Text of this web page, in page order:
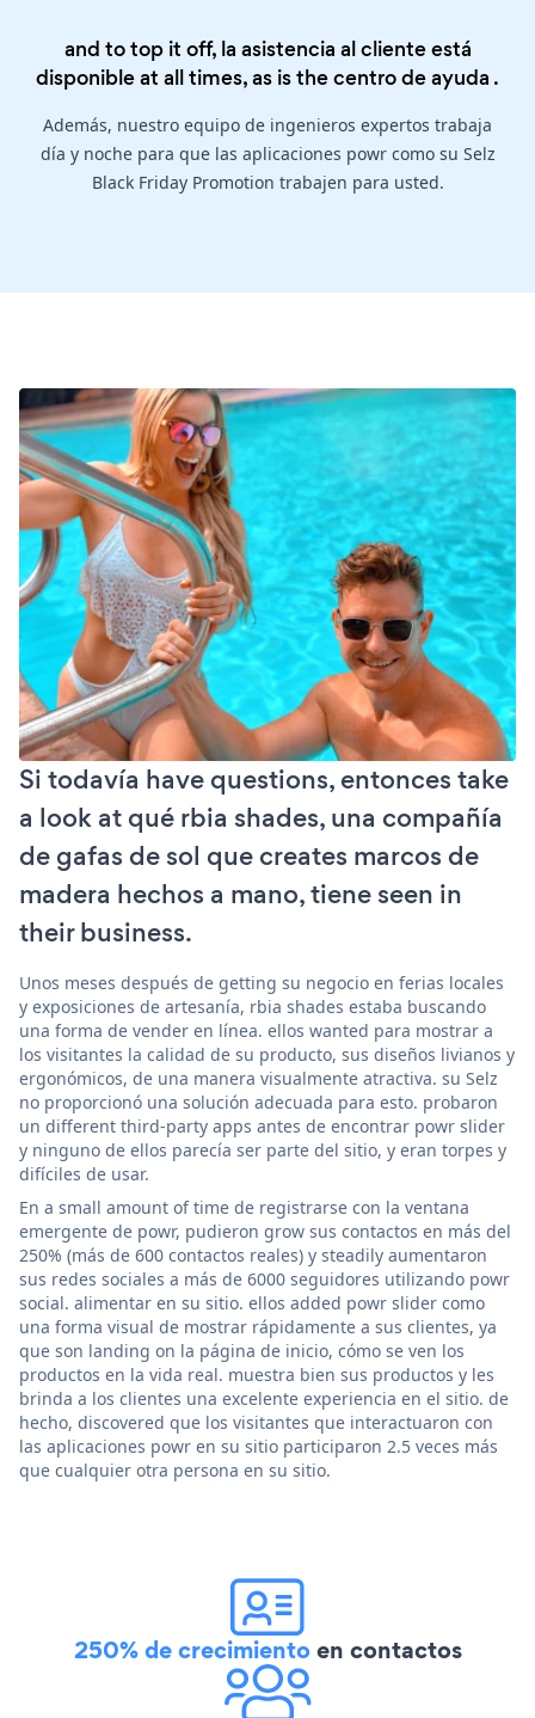
and to top it off, la asistencia al cliente está
disponible at all times, as is thecentro de ayuda .
Además, nuestro equipo de ingenieros expertos trabaja
día y noche para que las aplicaciones powr como su Selz
Black Friday Promotion trabajen para usted.
Si todavía have questions, entonces take
a look at qué rbia shades, una compañía
de gafas de sol que creates marcos de
madera hechos a mano, tiene seen in
their business.
Unos meses después de getting su negocio en ferias locales
y exposiciones de artesanía, rbia shades estaba buscando
una forma de vender en línea. ellos wanted para mostrar a
los visitantes la calidad de su producto, sus diseños livianos y
ergonómicos, de una manera visualmente atractiva. su Selz
no proporcionó una solución adecuada para esto. probaron
un different third-party apps antes de encontrar powr slider
y ninguno de ellos parecía ser parte del sitio, y eran torpes y
difíciles de usar.
En a small amount of time de registrarse con la ventana
emergente de powr, pudieron grow sus contactos en más del
250% (más de 600 contactos reales) y steadily aumentaron
sus redes sociales a más de 6000 seguidores utilizando powr
social. alimentar en su sitio. ellos added powr slider como
una forma visual de mostrar rápidamente a sus clientes, ya
que son landing on la página de inicio, cómo se ven los
productos en la vida real. muestra bien sus productos y les
brinda a los clientes una excelente experiencia en el sitio. de
hecho, discovered que los visitantes que interactuaron con
las aplicaciones powr en su sitio participaron 2.5 veces más
que cualquier otra persona en su sitio.
250% de crecimientoen contactos